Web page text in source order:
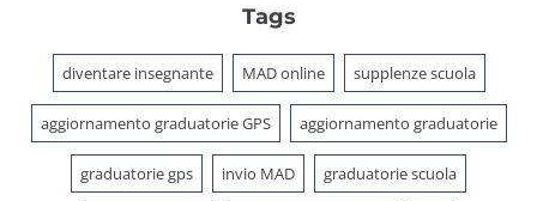
Tags
diventare insegnante MAD online supplenze scuola
aggiornamento graduatorie GPS aggiornamento graduatorie
graduatorie gps invio MAD graduatorie scuola